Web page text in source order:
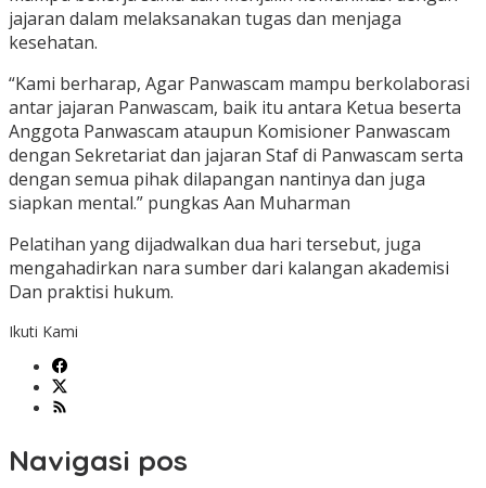
jajaran dalam melaksanakan tugas dan menjaga
kesehatan.
“Kami berharap, Agar Panwascam mampu berkolaborasi
antar jajaran Panwascam, baik itu antara Ketua beserta
Anggota Panwascam ataupun Komisioner Panwascam
dengan Sekretariat dan jajaran Staf di Panwascam serta
dengan semua pihak dilapangan nantinya dan juga
siapkan mental.” pungkas Aan Muharman
Pelatihan yang dijadwalkan dua hari tersebut, juga
mengahadirkan nara sumber dari kalangan akademisi
Dan praktisi hukum.
Ikuti Kami
Navigasi pos